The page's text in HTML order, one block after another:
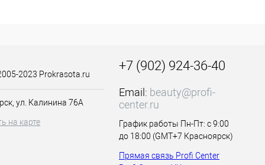
pH
самой сухой,
и
возвращая
содержанию
2023 Prokrasota.ru
ул. Калинина 76А
на карте
+7 (902) 924-36-40
Email: beauty@profi-
center.ru
График работы Пн-Пт: с 9:00
до 18:00 (GMT+7 Красноярск)
Прямая связь Profi Center